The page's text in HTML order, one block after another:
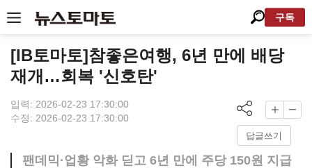
구독
[IB토마토]참좋은여행, 6년 만에 배당
재개…회복 '신호탄'
입력: 2026-02-23 17:30:00
수정: 2026-02-23 17:30:00
답글쓰기
팬데믹·업황 악화 딛고 6년 만에 주당 150원 지급